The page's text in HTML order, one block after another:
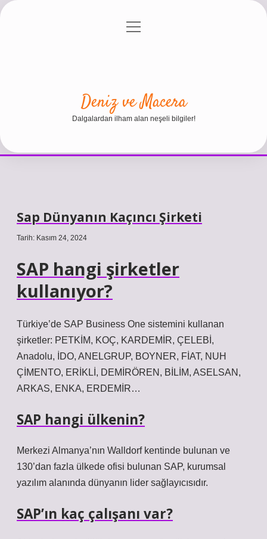
Gizlilik Politikası
menüyü
Deniz ve Macera
Dalgalardan ilham alan neşeli bilgiler!
Sap Dünyanın Kaçıncı Şirketi
Tarih: Kasım 24, 2024
SAP hangi şirketler
kullanıyor?
Türkiye’de SAP Business One sistemini kullanan
şirketler: PETKİM, KOÇ, KARDEMİR, ÇELEBİ,
Anadolu, İDO, ANELGRUP, BOYNER, FİAT, NUH
ÇİMENTO, ERİKLİ, DEMİRÖREN, BİLİM, ASELSAN,
ARKAS, ENKA, ERDEMİR…
SAP hangi ülkenin?
Merkezi Almanya’nın Walldorf kentinde bulunan ve
130’dan fazla ülkede ofisi bulunan SAP, kurumsal
yazılım alanında dünyanın lider sağlayıcısıdır.
SAP’ın kaç çalışanı var?